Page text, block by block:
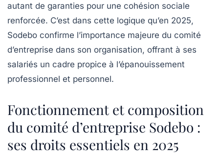
autant de garanties pour une cohésion sociale
renforcée. C’est dans cette logique qu’en 2025,
Sodebo confirme l’importance majeure du comité
d’entreprise dans son organisation, offrant à ses
salariés un cadre propice à l’épanouissement
professionnel et personnel.
Fonctionnement et composition
du comité d’entreprise Sodebo :
ses droits essentiels en 2025